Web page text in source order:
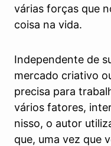
várias forças que
coisa na vida.
Independente de
mercado criativo
precisa para
vários fatores,
nisso, o autor
que, uma vez que